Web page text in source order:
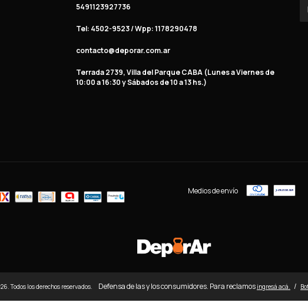
5491123927736
Tel: 4502-9523 / Wpp: 1178290478
contacto@deporar.com.ar
Terrada 2739, Villa del Parque CABA (Lunes a Viernes de
10:00 a 16:30 y Sábados de 10 a 13 hs.)
Medios de envío
Todos los derechos reservados. Defensa de las y los consumidores. Para reclamos ingresá acá. /